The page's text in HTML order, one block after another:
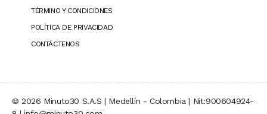
TÉRMINO Y CONDICIONES
POLÍTICA DE PRIVACIDAD
CONTÁCTENOS
© 2026 Minuto30 S.A.S | Medellín - Colombia | Nit:900604924-